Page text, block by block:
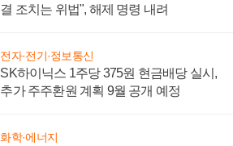
결 조치는 위법", 해제 명령 내려
전자·전기·정보통신
SK하이닉스 1주당 375원 현금배당 실시,
추가 주주환원 계획 9월 공개 예정
화학·에너지